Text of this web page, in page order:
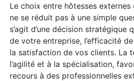
Le choix entre hôtesses
ne se réduit pas à une simple
s’agit d’une décision stratégique
de votre entreprise, l’efficacité
la satisfaction de vos clients. La
l’agilité et à la spécialisation,
recours à des professionnelles